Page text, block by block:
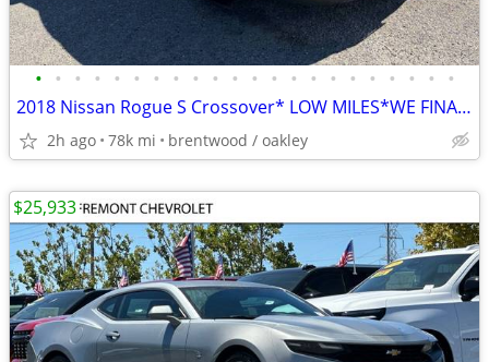
• • • • • • • • • • • • • • • • • • • • • •
2018 Nissan Rogue S Crossover* LOW MILES*WE FINANCE ALL CREDIT~
2h ago 78k mi brentwood / oakley
$25,933